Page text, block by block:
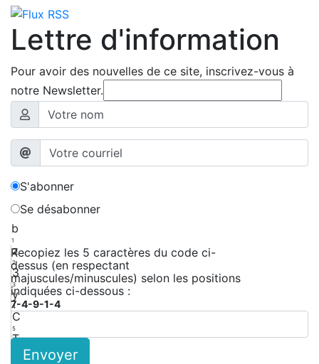
Lettre d'information
Pour avoir des nouvelles de ce site, inscrivez-vous à
notre Newsletter.
S'abonner
Se désabonner
b
1
z
2
3
3
y
4
C
5
T
Recopiez les 5 caractères du code ci-
dessus (en respectant
majuscules/minuscules) selon les positions
indiquées ci-dessous :
7-4-9-1-4
Envoyer